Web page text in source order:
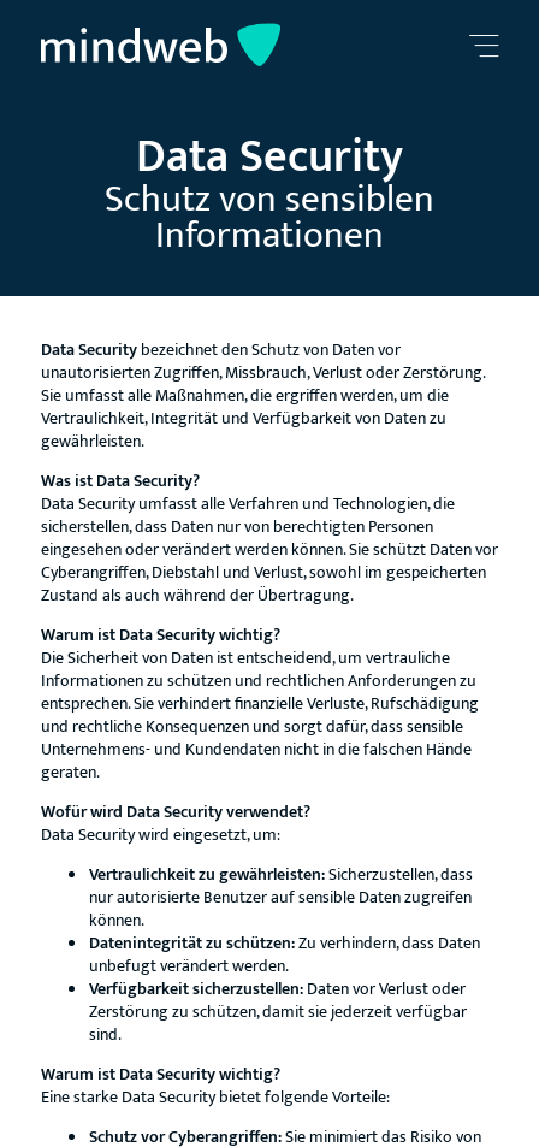
Data Security
Schutz von sensiblen
Informationen
Data Securitybezeichnet den Schutz von Daten vor
unautorisierten Zugriffen, Missbrauch, Verlust oder Zerstörung.
Sie umfasst alle Maßnahmen, die ergriffen werden, um die
Vertraulichkeit, Integrität und Verfügbarkeit von Daten zu
gewährleisten.
Was ist Data Security?
Data Security umfasst alle Verfahren und Technologien, die
sicherstellen, dass Daten nur von berechtigten Personen
eingesehen oder verändert werden können. Sie schützt Daten vor
Cyberangriffen, Diebstahl und Verlust, sowohl im gespeicherten
Zustand als auch während der Übertragung.
Warum ist Data Security wichtig?
Die Sicherheit von Daten ist entscheidend, um vertrauliche
Informationen zu schützen und rechtlichen Anforderungen zu
entsprechen. Sie verhindert finanzielle Verluste, Rufschädigung
und rechtliche Konsequenzen und sorgt dafür, dass sensible
Unternehmens- und Kundendaten nicht in die falschen Hände
geraten.
Wofür wird Data Security verwendet?
Data Security wird eingesetzt, um:
Vertraulichkeit zu gewährleisten:Sicherzustellen, dass
nur autorisierte Benutzer auf sensible Daten zugreifen
können.
Datenintegrität zu schützen:Zu verhindern, dass Daten
unbefugt verändert werden.
Verfügbarkeit sicherzustellen:Daten vor Verlust oder
Zerstörung zu schützen, damit sie jederzeit verfügbar
sind.
Warum ist Data Security wichtig?
Eine starke Data Security bietet folgende Vorteile:
Schutz vor Cyberangriffen:Sie minimiert das Risiko von